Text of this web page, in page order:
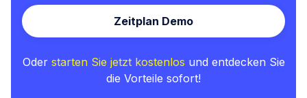
Zeitplan Demo
Oder starten Sie jetzt kostenlos und entdecken Sie
die Vorteile sofort!